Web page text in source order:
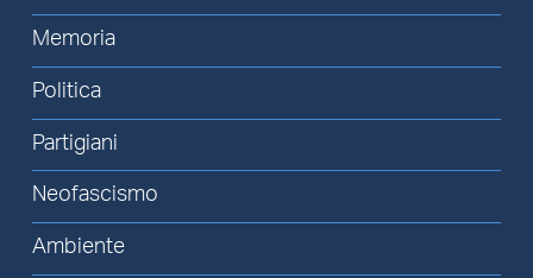
Memoria
Politica
Partigiani
Neofascismo
Ambiente